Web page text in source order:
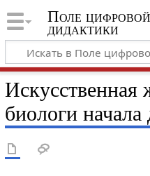
Поле цифровой
дидактики
Искусственная
биологи начала